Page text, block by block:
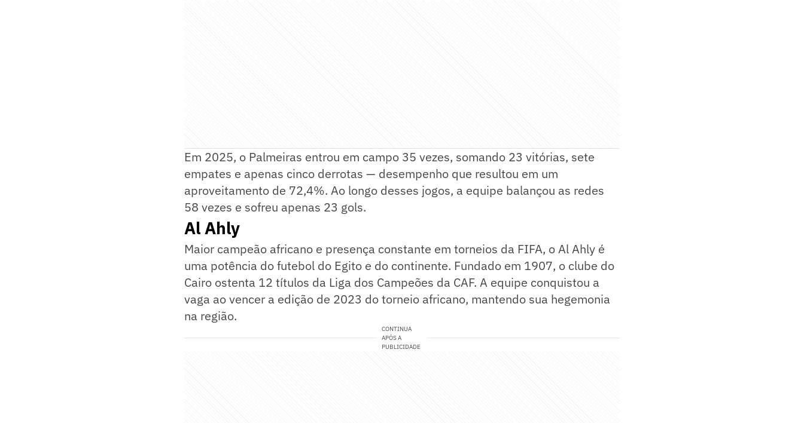
Em 2025, o Palmeiras entrou em campo 35 vezes, somando 23 vitórias, sete
empates e apenas cinco derrotas — desempenho que resultou em um
aproveitamento de 72,4%. Ao longo desses jogos, a equipe balançou as redes
58 vezes e sofreu apenas 23 gols.
Al Ahly
Maior campeão africano e presença constante em torneios da FIFA, o Al Ahly é
uma potência do futebol do Egito e do continente. Fundado em 1907, o clube do
Cairo ostenta 12 títulos da Liga dos Campeões da CAF. A equipe conquistou a
vaga ao vencer a edição de 2023 do torneio africano, mantendo sua hegemonia
na região.
CONTINUA
APÓS A
PUBLICIDADE